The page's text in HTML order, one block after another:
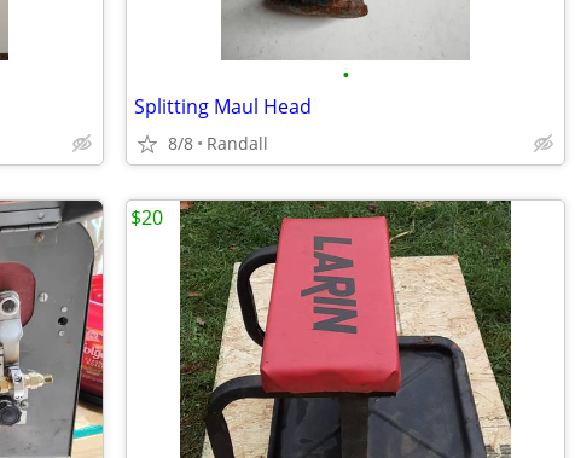
•
Splitting Maul Head
8/8 Randall
$20